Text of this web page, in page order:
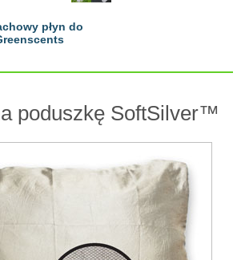
płyn do
poduszkę SoftSilver™